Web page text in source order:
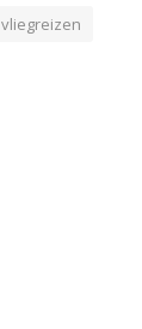
vliegreizen